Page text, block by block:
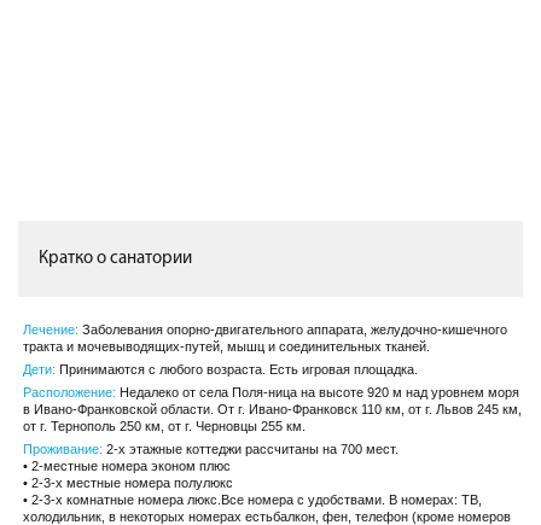
Кратко о санатории
Лечение: Заболевания опорно-двигательного аппарата, желудочно-кишечного
тракта и мочевыводящих-путей, мышц и соединительных тканей.
Дети: Принимаются с любого возраста. Есть игровая площадка.
Расположение: Недалеко от села Поля-ница на высоте 920 м над уровнем моря
в Ивано-Франковской области. От г. Ивано-Франковск 110 км, от г. Львов 245 км,
от г. Тернополь 250 км, от г. Черновцы 255 км.
Проживание: 2-х этажные коттеджи рассчитаны на 700 мест.
• 2-местные номера эконом плюс
• 2-3-х местные номера полулюкс
• 2-3-х комнатные номера люкс.Все номера с удобствами. В номерах: ТВ,
холодильник, в некоторых номерах естьбалкон, фен, телефон (кроме номеров